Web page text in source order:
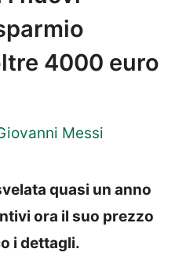
4000 euro
Messi
quasi un anno
ora il suo prezzo
i dettagli.